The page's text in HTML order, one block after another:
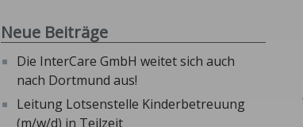
Neue Beiträge
Die InterCare GmbH weitet sich auch
nach Dortmund aus!
Leitung Lotsenstelle Kinderbetreuung
(m/w/d) in Teilzeit